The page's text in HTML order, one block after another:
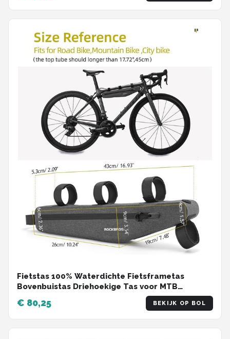
Fietstas 100% Waterdichte Fietsframetas
Bovenbuistas Driehoekige Tas voor MTB
Racefiets E-bike 1.5L - Waterdicht en Duurzaam
Waterproof bicycle bag
€ 80,25 BEKIJK OP BOL